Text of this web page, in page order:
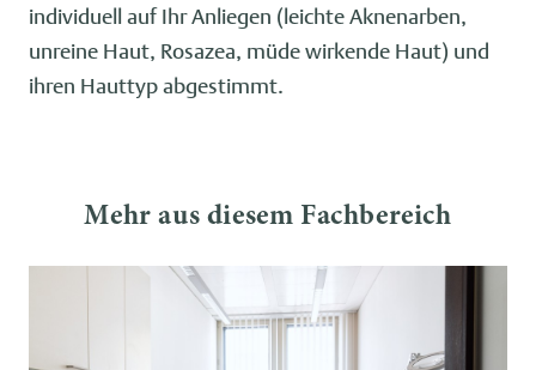
individuell auf Ihr Anliegen (leichte Aknenarben,
unreine Haut, Rosazea, müde wirkende Haut) und
ihren Hauttyp abgestimmt.
Mehr aus diesem Fachbereich